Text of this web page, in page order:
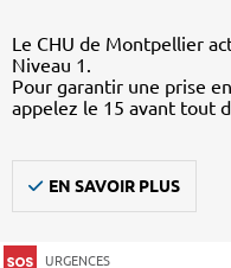
Le CHU de Montpellier
Niveau 1.
Pour garantir une prise
appelez le 15 avant tout
EN SAVOIR PLUS
URGENCES